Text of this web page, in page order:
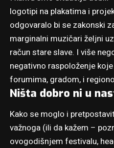
logotipi na plakatima i
odgovaralo bi se zakonski
marginalni muzičari željni
račun stare slave. I više
negativno raspoloženje
forumima, gradom, i
Ništa dobro ni u
Kako se moglo i
važnoga (ili da kažem –
ovogodišnjem festivalu,